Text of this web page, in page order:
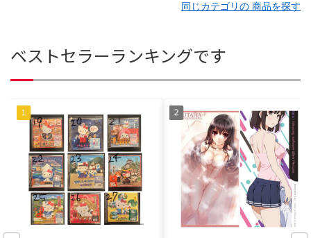
同じカテゴリの 商品を探す
ベストセラーランキングです